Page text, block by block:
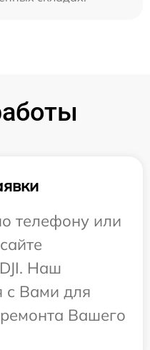
телефону или
Наш
с Вами для
Вашего